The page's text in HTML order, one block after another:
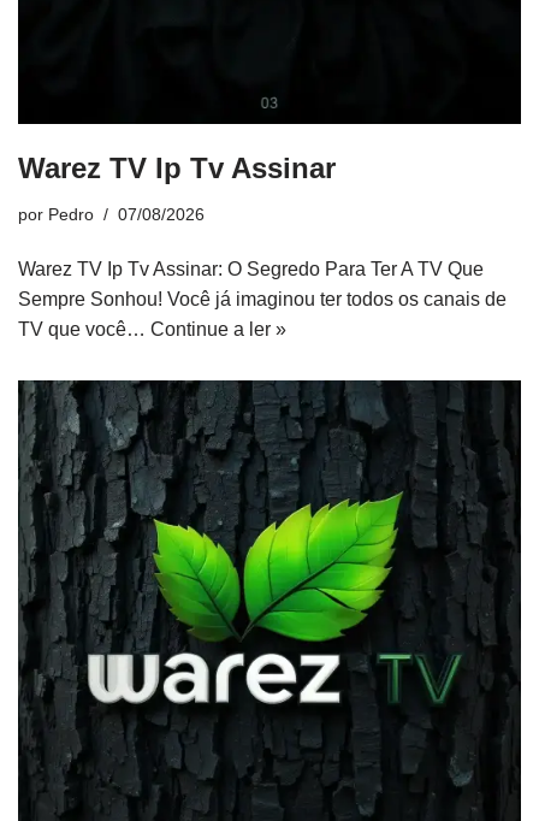
Warez TV Ip Tv Assinar
por Pedro 07/08/2026
Warez TV Ip Tv Assinar: O Segredo Para Ter A TV Que
Sempre Sonhou! Você já imaginou ter todos os canais de
TV que você… Continue a ler »